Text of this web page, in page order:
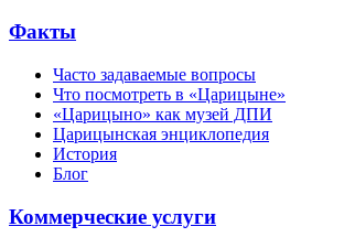
Факты
Часто задаваемые вопросы
Что посмотреть в «Царицыне»
«Царицыно» как музей ДПИ
Царицынская энциклопедия
История
Блог
Коммерческие услуги